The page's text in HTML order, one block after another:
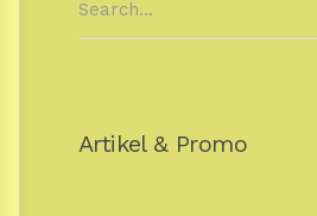
for:
Artikel & Promo